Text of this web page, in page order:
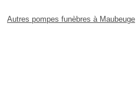
Autres pompes funèbres à Maubeuge